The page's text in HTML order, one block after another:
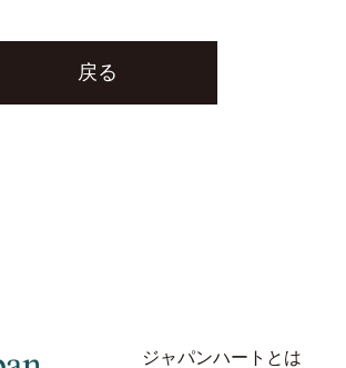
戻る
ジャパンハートとは